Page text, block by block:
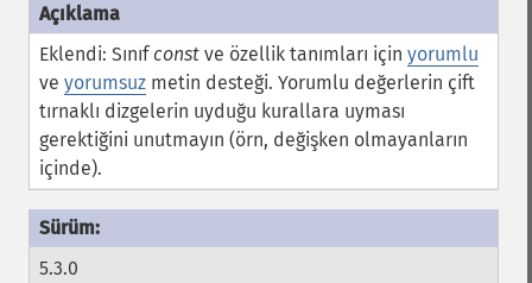
Eklendi: Sınıfconst ve özellik tanımları için yorumlu
ve yorumsuz metin desteği. Yorumlu değerlerin çift
tırnaklı dizgelerin uyduğu kurallara uyması
gerektiğini unutmayın (örn, değişken olmayanların
içinde).
5.3.0